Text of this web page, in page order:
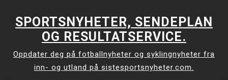
SPORTSNYHETER, SENDEPLAN
OG RESULTATSERVICE.
Oppdater deg på fotballnyheter og syklingnyheter fra
inn- og utland på sistesportsnyheter.com.